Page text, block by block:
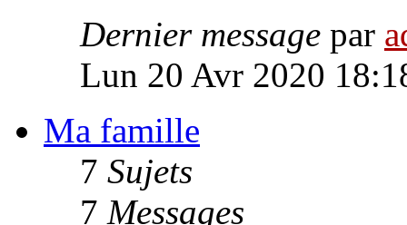
Dernier message par
Lun 20 Avr 2020
Ma famille
7 Sujets
7 Messages